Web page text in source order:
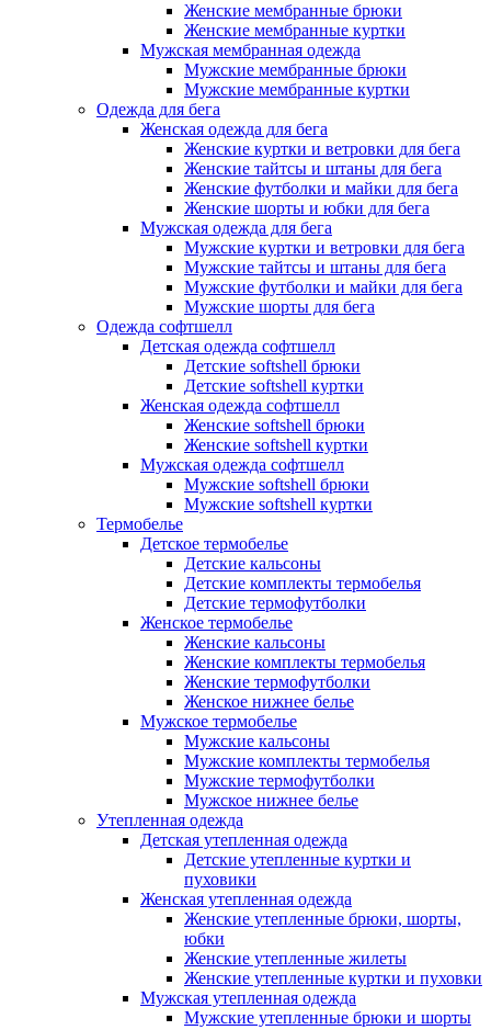
Женские мембранные брюки
Женские мембранные куртки
Мужская мембранная одежда
Мужские мембранные брюки
Мужские мембранные куртки
Одежда для бега
Женская одежда для бега
Женские куртки и ветровки для бега
Женские тайтсы и штаны для бега
Женские футболки и майки для бега
Женские шорты и юбки для бега
Мужская одежда для бега
Мужские куртки и ветровки для бега
Мужские тайтсы и штаны для бега
Мужские футболки и майки для бега
Мужские шорты для бега
Одежда софтшелл
Детская одежда софтшелл
Детские softshell брюки
Детские softshell куртки
Женская одежда софтшелл
Женские softshell брюки
Женские softshell куртки
Мужская одежда софтшелл
Мужские softshell брюки
Мужские softshell куртки
Термобелье
Детское термобелье
Детские кальсоны
Детские комплекты термобелья
Детские термофутболки
Женское термобелье
Женские кальсоны
Женские комплекты термобелья
Женские термофутболки
Женское нижнее белье
Мужское термобелье
Мужские кальсоны
Мужские комплекты термобелья
Мужские термофутболки
Мужское нижнее белье
Утепленная одежда
Детская утепленная одежда
Детские утепленные куртки и
пуховики
Женская утепленная одежда
Женские утепленные брюки, шорты,
юбки
Женские утепленные жилеты
Женские утепленные куртки и пуховки
Мужская утепленная одежда
Мужские утепленные брюки и шорты